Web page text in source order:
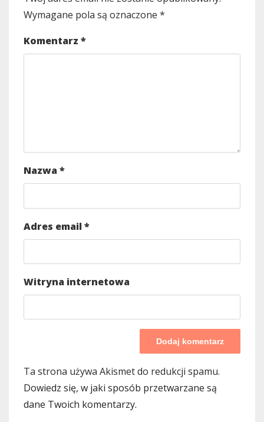
Wymagane pola są oznaczone *
Komentarz *
Nazwa *
Adres email *
Witryna internetowa
Ta strona używa Akismet do redukcji spamu.
Dowiedz się, w jaki sposób przetwarzane są
dane Twoich komentarzy.